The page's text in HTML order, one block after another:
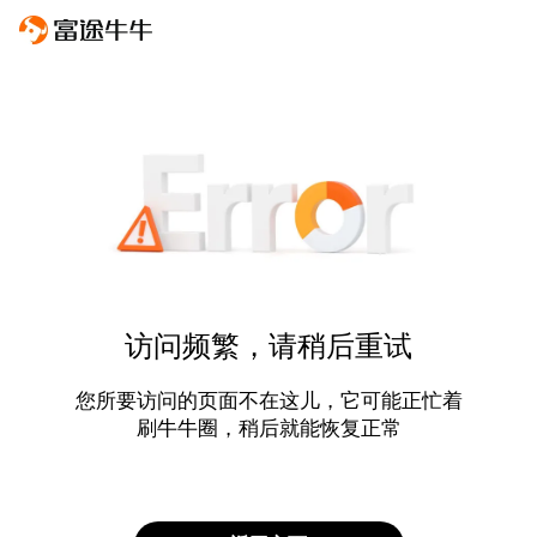
访问频繁，请稍后重试
您所要访问的页面不在这儿，它可能正忙着
刷牛牛圈，稍后就能恢复正常